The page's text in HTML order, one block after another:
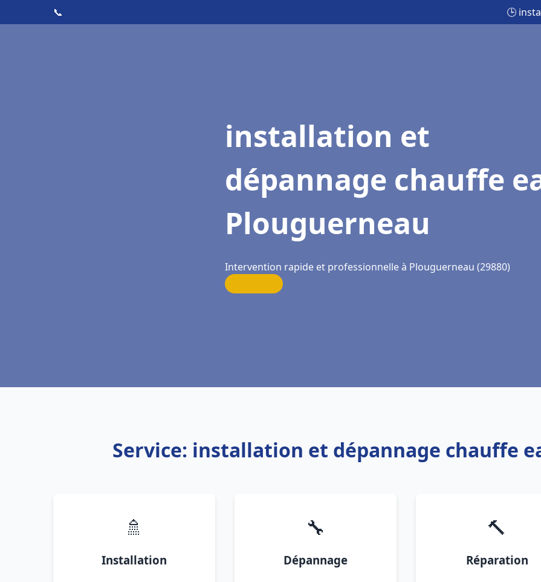
📞 🕒
installation et
dépannage chauffe
Plouguerneau
Intervention rapide et professionnelle à Plouguerneau (29880)
Service: installation et dépannage chauffe
🚿
Installation
🔧
Dépannage
🔨
Réparation